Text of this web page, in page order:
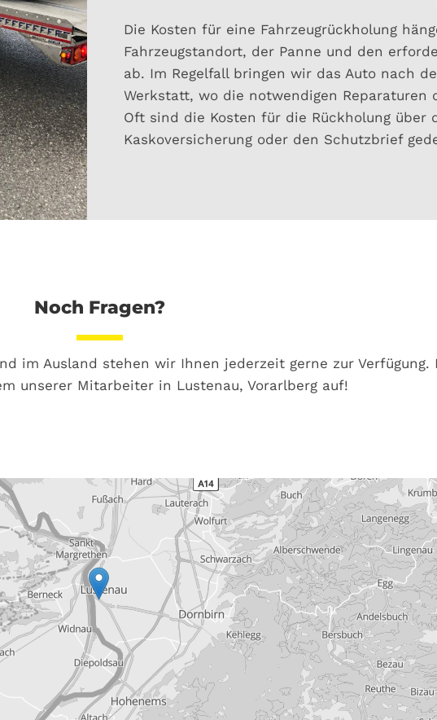
Die Kosten für eine Fahrzeugrückholung
Fahrzeugstandort, der Panne und den
ab. Im Regelfall bringen wir das Auto nach
Werkstatt, wo die notwendigen Reparaturen
Oft sind die Kosten für die Rückholung über
Kaskoversicherung oder den Schutzbrief
Noch Fragen?
im Ausland stehen wir Ihnen jederzeit gerne zur Verfügung.
unserer Mitarbeiter in Lustenau, Vorarlberg auf!